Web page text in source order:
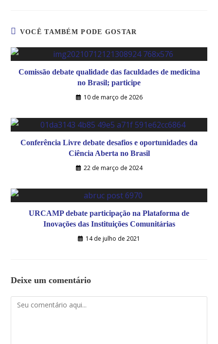
VOCÊ TAMBÉM PODE GOSTAR
Comissão debate qualidade das faculdades de medicina
no Brasil; participe
10 de março de 2026
Conferência Livre debate desafios e oportunidades da
Ciência Aberta no Brasil
22 de março de 2024
URCAMP debate participação na Plataforma de
Inovações das Instituições Comunitárias
14 de julho de 2021
Deixe um comentário